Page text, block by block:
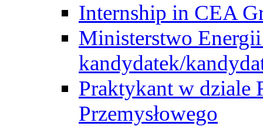
Internship in CEA
Ministerstwo
kandydatek/
Praktykant w dziale
Przemysłowego